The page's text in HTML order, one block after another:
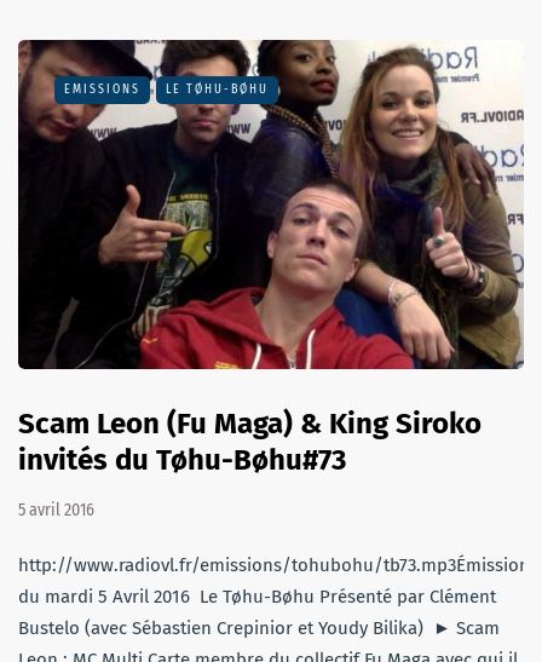
EMISSIONS LE TØHU-BØHU
Scam Leon (Fu Maga) & King Siroko
invités du Tøhu-Bøhu#73
5 avril 2016
http://www.radiovl.fr/emissions/tohubohu/tb73.mp3Émission
du mardi 5 Avril 2016 Le Tøhu-Bøhu Présenté par Clément
Bustelo (avec Sébastien Crepinior et Youdy Bilika) ► Scam